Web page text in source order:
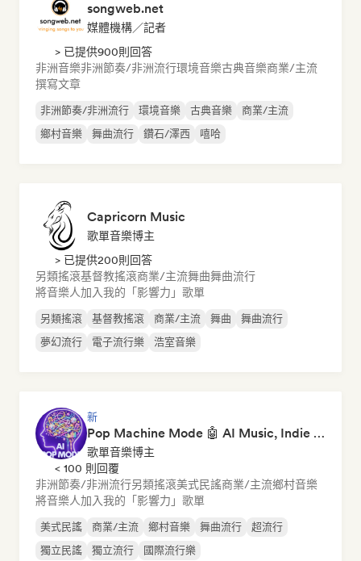
songweb.net
媒體機構／記者
> 已提供900則回答
非洲音樂非洲節奏/非洲流行環境音樂古典音樂商業/主流
撰寫文章
非洲節奏/非洲流行 環境音樂 古典音樂
商業/主流
鄉村音樂
舞曲流行 鑽石/澤西 嘻哈
Capricorn Music
歌單音樂博主
> 已提供200則回答
另類搖滾基督教搖滾商業/主流舞曲舞曲流行
將音樂人加入我的「影響力」歌單
另類搖滾 基督教搖滾 商業/主流 舞曲
舞曲流行
夢幻流行
電子流行樂 浩室音樂
新
Pop Machine Mode 🤖 AI Music, Indie Pop & Dream Pop
歌單音樂博主
< 100 則回覆
非洲節奏/非洲流行另類搖滾美式民謠商業/主流鄉村音樂
將音樂人加入我的「影響力」歌單
美式民謠 商業/主流 鄉村音樂 舞曲流行
超流行
獨立民謠
獨立流行 國際流行樂